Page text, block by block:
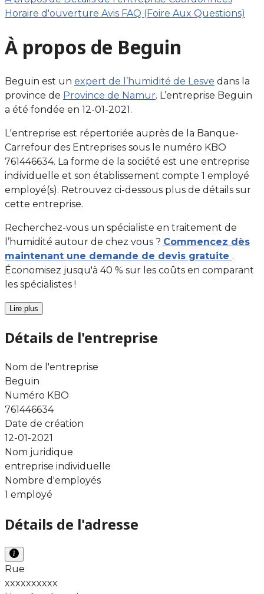
Horaire d'ouverture Avis FAQ (Foire Aux Questions)
À propos de Beguin
Beguin est un expert de l’humidité de Lesve dans la
province de Province de Namur. L’entreprise Beguin
a été fondée en 12-01-2021.
L'entreprise est répertoriée auprès de la Banque-
Carrefour des Entreprises sous le numéro KBO
761446634. La forme de la société est une entreprise
individuelle et son établissement compte 1 employé
employé(s). Retrouvez ci-dessous plus de détails sur
cette entreprise.
Recherchez-vous un spécialiste en traitement de
l’humidité autour de chez vous ? Commencez dès
maintenant une demande de devis gratuite .
Économisez jusqu'à 40 % sur les coûts en comparant
les spécialistes !
Lire plus
Détails de l'entreprise
Nom de l'entreprise
Beguin
Numéro KBO
761446634
Date de création
12-01-2021
Nom juridique
entreprise individuelle
Nombre d'employés
1 employé
Détails de l'adresse
Rue
xxxxxxxxxx